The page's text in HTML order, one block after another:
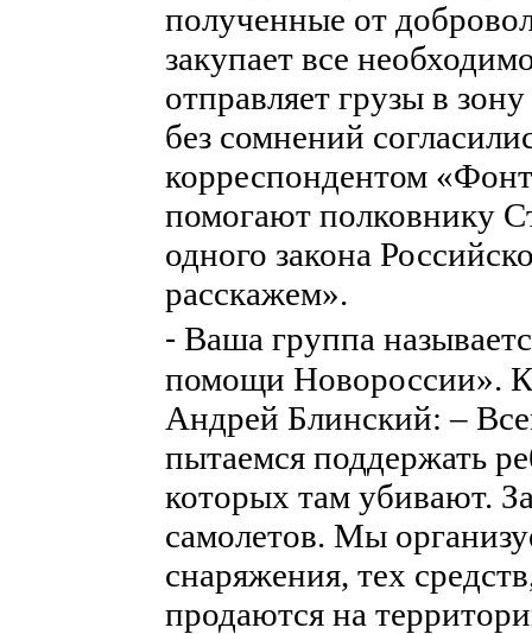
полученные от
закупает все
отправляет грузы в
без сомнений
корреспондентом
помогают полковнику
одного закона
расскажем».
⁃ Ваша группа
помощи Новороссии».
Андрей Блинский: –
пытаемся поддержать
которых там убивают.
самолетов. Мы
снаряжения, тех
продаются на